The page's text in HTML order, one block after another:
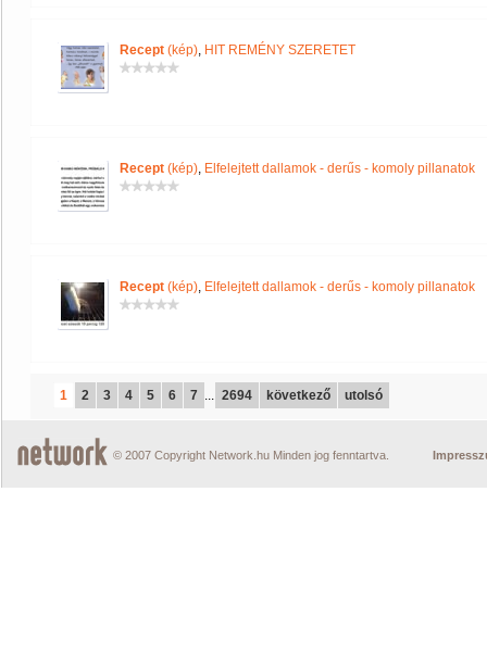
Recept (kép), HIT REMÉNY SZERETET
Recept (kép), Elfelejtett dallamok - derűs - komoly pillanatok
Recept (kép), Elfelejtett dallamok - derűs - komoly pillanatok
1 2 3 4 5 6 7 ... 2694 következő utolsó
© 2007 Copyright Network.hu Minden jog fenntartva.